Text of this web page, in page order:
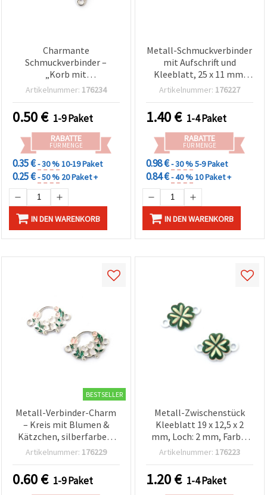
Charmante
Schmuckverbinder –
„Korb mit
Schneeglöckchen &
silberfarben, 24 x 12,5
mm, Loch 2 mm – 2 Stück
für naturinspirierten DIY-
Schmuck
Artikelnummer: 176234
0.50€ 1-9 Paket
RABATTE
FÜR MENGE
0.35 €- 30 %10-19 Paket
0.25 €- 50 % 20 Paket +
IN DEN WARENKORB
Metall-Schmuckverbinder
mit Aufschrift und
Kleeblatt, 25 x 11 mm,
Loch 2 mm, silberfarben,
Artikelnummer: 176227
1.40€ 1-4 Paket
RABATTE
FÜR MENGE
0.98 €- 30 %5-9 Paket
0.84 €- 40 %10 Paket +
IN DEN WARENKORB
BESTSELLER
Metall-Verbinder-Charm
– Kreis mit Blumen &
Kätzchen, silberfarben,
21×14×2 mm, Loch: 2 mm,
Artikelnummer: 176229
0.60€ 1-9 Paket
Metall-Zwischenstück
Kleeblatt 19 x 12,5 x 2
mm, Loch: 2 mm, Farbe:
Weiß, 5 Stück
Artikelnummer: 176223
1.20€ 1-4 Paket